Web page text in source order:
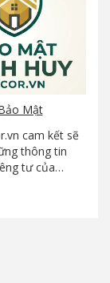
Mật
cam kết sẽ
thông tin
tư của
khách vui
sách